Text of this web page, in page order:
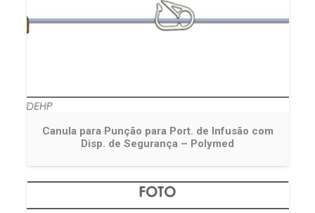
Canula para Punção para Port. de Infusão com
Disp. de Segurança – Polymed